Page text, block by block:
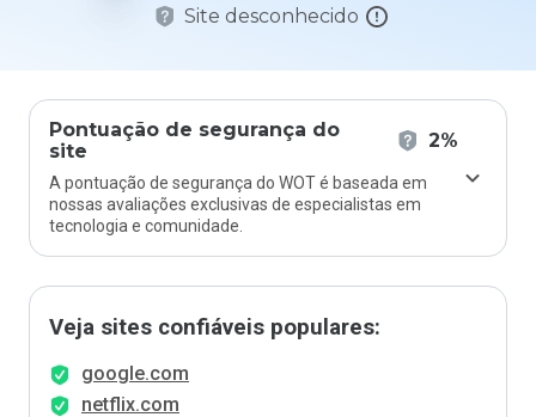
Site desconhecido
Pontuação de segurança do
site
2%
A pontuação de segurança do WOT é baseada em
nossas avaliações exclusivas de especialistas em
tecnologia e comunidade.
Veja sites confiáveis populares:
google.com
netflix.com